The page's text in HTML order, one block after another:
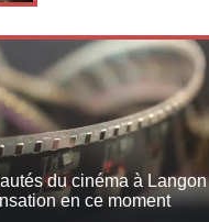
du cinéma à Langon
en ce moment